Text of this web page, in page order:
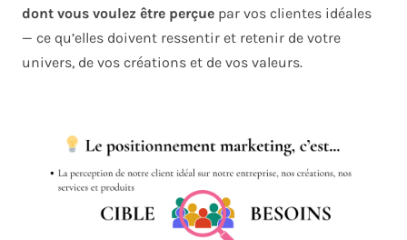
dont vous voulez être perçue par vos clientes idéales
— ce qu’elles doivent ressentir et retenir de votre
univers, de vos créations et de vos valeurs.